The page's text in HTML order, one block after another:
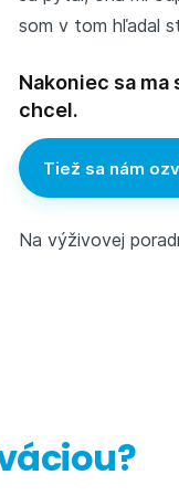
som v tom hľadal
Nakoniec sa
chcel.
Tiež sa nám
Na výživovej